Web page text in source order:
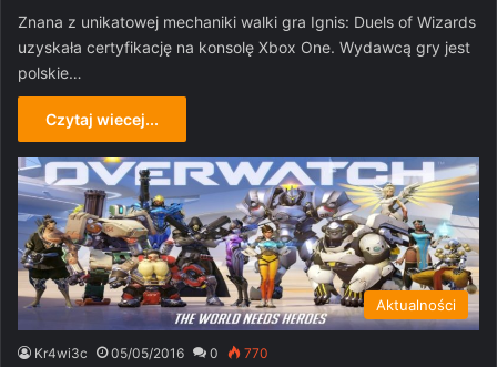
Znana z unikatowej mechaniki walki gra Ignis: Duels of Wizards
uzyskała certyfikację na konsolę Xbox One. Wydawcą gry jest
polskie…
Czytaj wiecej...
Aktualności
Kr4wi3c 05/05/2016 0 770